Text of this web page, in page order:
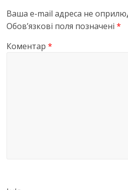
Ваша e-mail адреса не
Обов’язкові поля позначені*
Коментар*